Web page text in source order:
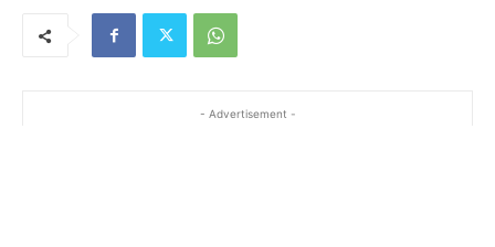
- Advertisement -